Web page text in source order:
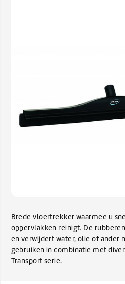
Brede vloertrekker waarmee u
oppervlakken reinigt. De
en verwijdert water, olie of ander
gebruiken in combinatie met
Transport serie.